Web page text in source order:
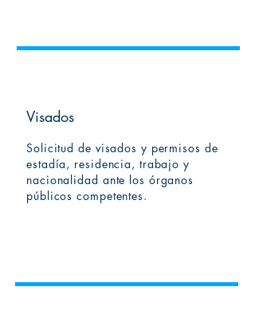
Visados
Solicitud de visados y permisos de
estadía, residencia, trabajo y
nacionalidad ante los órganos
públicos competentes.